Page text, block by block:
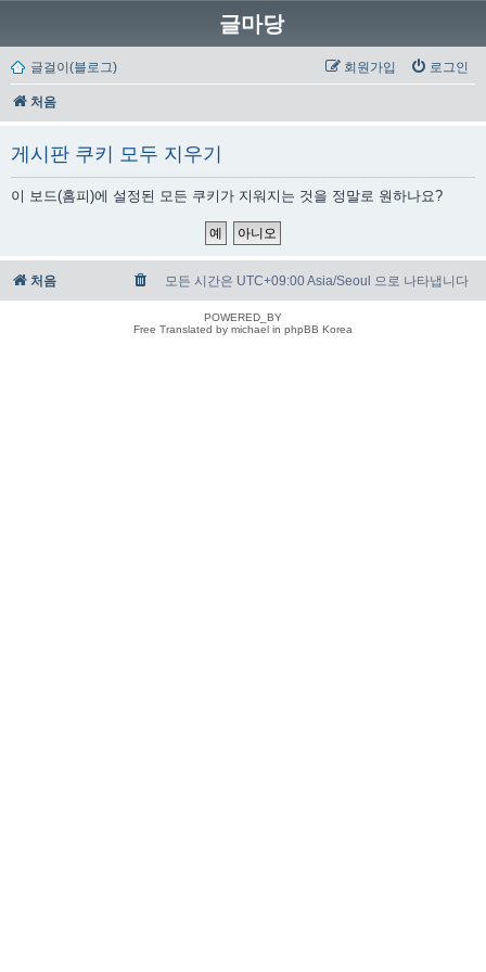
글마당
글걸이(블로그) 로그인
회원가입
처음
게시판 쿠키 모두 지우기
이 보드(홈피)에 설정된 모든 쿠키가 지워지는 것을 정말로 원하나요?
처음 모든 시간은 UTC+09:00 Asia/Seoul 으로 나타냅니다
POWERED_BY
Free Translated by michael in phpBB Korea